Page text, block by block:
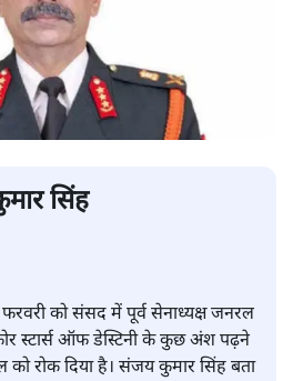
सिंह
फरवरी को संसद में पूर्व सेनाध्यक्ष जनरल
स्टार्स ऑफ डेस्टिनी के कुछ अंश पढ़ने
को रोक दिया है। संजय कुमार सिंह बता